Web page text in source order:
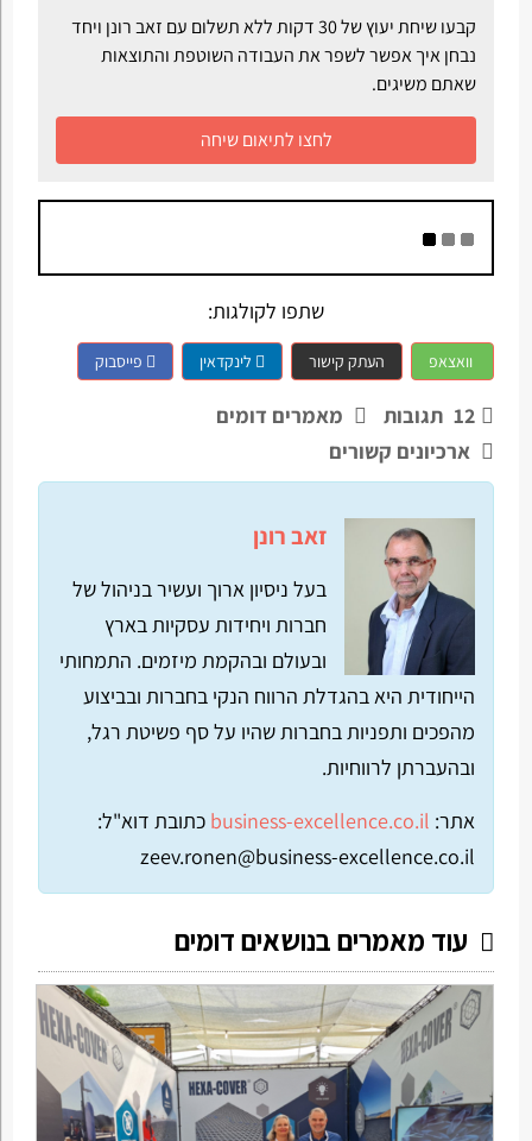
קבעו שיחת יעוץ של 30 דקות ללא תשלום עם זאב רונן ויחד
נבחן איך אפשר לשפר את העבודה השוטפת והתוצאות
שאתם משיגים.
לחצו לתיאום שיחה
שתפו לקולגות:
וואצאפ העתק קישור לינקדאין פייסבוק
12 תגובות
מאמרים דומים
ארכיונים קשורים
זאב רונן
בעל ניסיון ארוך ועשיר בניהול של
חברות ויחידות עסקיות בארץ
ובעולם ובהקמת מיזמים. התמחותי
הייחודית היא בהגדלת הרווח הנקי בחברות ובביצוע
מהפכים ותפניות בחברות שהיו על סף פשיטת רגל,
ובהעברתן לרווחיות.
אתר: business-excellence.co.il כתובת דוא"ל:
zeev.ronen@business-excellence.co.il
עוד מאמרים בנושאים דומים